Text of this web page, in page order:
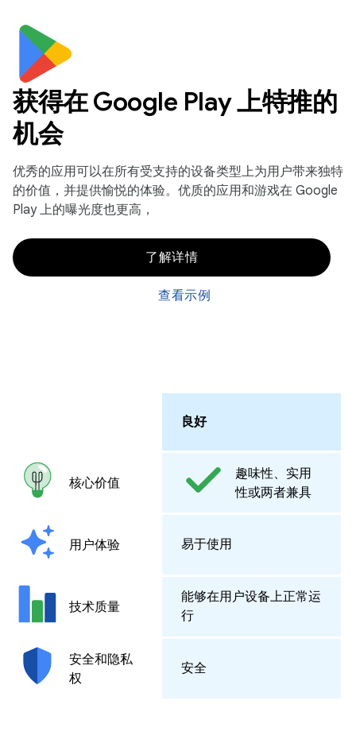
获得在 Google Play 上特推的
机会
优秀的应用可以在所有受支持的设备类型上为用户带来独特
的价值，并提供愉悦的体验。优质的应用和游戏在 Google
Play 上的曝光度也更高，
了解详情
查看示例
良好
核心价值
趣味性、实用
性或两者兼具
用户体验 易于使用
技术质量
能够在用户设备上正常运
行
安全和隐私
权
安全